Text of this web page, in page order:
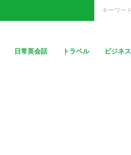
日常英会話 トラベル ビジネス